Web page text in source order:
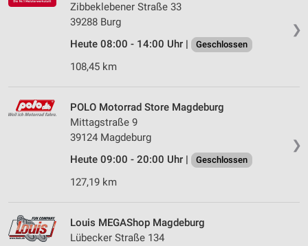
❯
Zibbeklebener Straße 33
39288 Burg
Heute 08:00 - 14:00 Uhr |
Geschlossen
108,45 km
❯
POLO Motorrad Store Magdeburg
Mittagstraße 9
39124 Magdeburg
Heute 09:00 - 20:00 Uhr |
Geschlossen
127,19 km
Louis MEGAShop Magdeburg
Lübecker Straße 134